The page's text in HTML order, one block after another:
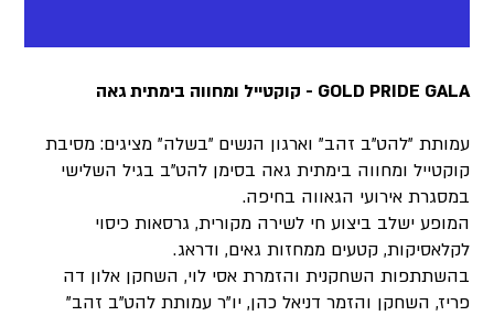
GOLD PRIDE GALA - קוקטייל ומחווה בימתית גאה
עמותת "להט"ב זהב" וארגון הנשים "בשלה" מציגים: מסיבת
קוקטייל ומחווה בימתית גאה בסימן להט"ב בגיל השלישי
במסגרת אירועי הגאווה בחיפה.
המופע ישלב ביצוע חי לשירה מקורית, גרסאות כיסוי
לקלאסיקות, קטעים ממחזות גאים, ודראג.
בהשתתפות השחקנית והזמרת אסי לוי, השחקן אלון דה
פריז, השחקן והזמר דניאל כהן, יו"ר עמותת להט"ב זהב"